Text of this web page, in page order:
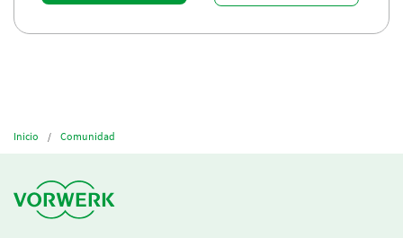
Inicio Comunidad